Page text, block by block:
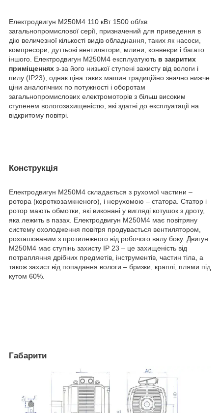
Електродвигун М250М4 110 кВт 1500 об/хв
загальнопромислової серії, призначений для приведення в
дію величезної кількості видів обладнання, таких як насоси,
компресори, дуттьові вентилятори, млини, конвеєри і багато
іншого. Електродвигун М250М4 експлуатують в закритих
приміщеннях з-за його низької ступені захисту від вологи і
пилу (IP23), однак ціна таких машин традиційно значно нижче
ціни аналогічних по потужності і оборотам
загальнопромислових електромоторів з більш високим
ступенем вологозахищеністю, які здатні до експлуатації на
відкритому повітрі.
Конструкція
Електродвигун М250М4 складається з рухомої частини –
ротора (короткозамкненого), і нерухомою – статора. Статор і
ротор мають обмотки, які виконані у вигляді котушок з дроту,
яка лежить в пазах. Електродвигун М250М4 має повітряну
систему охолодження повітря продувається вентилятором,
розташованим з протилежного від робочого валу боку. Двигун
М250М4 має ступінь захисту IP 23 – це захищеність від
потрапляння дрібних предметів, інструментів, частин тіла, а
також захист від попадання вологи – бризки, краплі, плями під
кутом 60%.
Габарити